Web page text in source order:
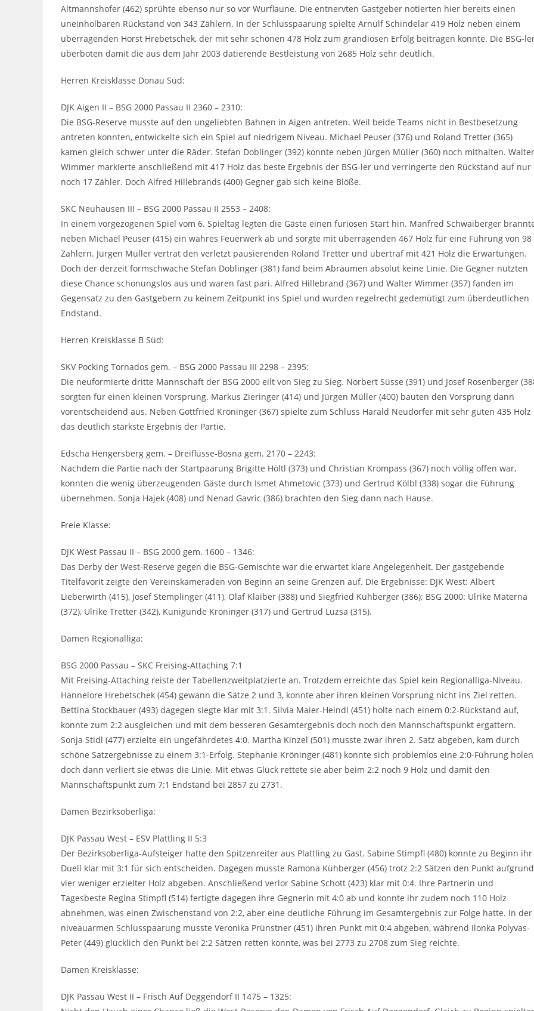
Altmannshofer (462) sprühte ebenso nur so vor Wurflaune. Die entnervten Gastgeber notierten hier bereits einen
uneinholbaren Rückstand von 343 Zählern. In der Schlusspaarung spielte Arnulf Schindelar 419 Holz neben einem
überragenden Horst Hrebetschek, der mit sehr schönen 478 Holz zum grandiosen Erfolg beitragen konnte. Die BSG-
überboten damit die aus dem Jahr 2003 datierende Bestleistung von 2685 Holz sehr deutlich.
Herren Kreisklasse Donau Süd:
DJK Aigen II – BSG 2000 Passau II 2360 – 2310:
Die BSG-Reserve musste auf den ungeliebten Bahnen in Aigen antreten. Weil beide Teams nicht in Bestbesetzung
antreten konnten, entwickelte sich ein Spiel auf niedrigem Niveau. Michael Peuser (376) und Roland Tretter (365)
kamen gleich schwer unter die Räder. Stefan Doblinger (392) konnte neben Jürgen Müller (360) noch mithalten. Walter
Wimmer markierte anschließend mit 417 Holz das beste Ergebnis der BSG-ler und verringerte den Rückstand auf nur
noch 17 Zähler. Doch Alfred Hillebrands (400) Gegner gab sich keine Blöße.
SKC Neuhausen III – BSG 2000 Passau II 2553 – 2408:
In einem vorgezogenen Spiel vom 6. Spieltag legten die Gäste einen furiosen Start hin. Manfred Schwaiberger
neben Michael Peuser (415) ein wahres Feuerwerk ab und sorgte mit überragenden 467 Holz für eine Führung von 98
Zählern. Jürgen Müller vertrat den verletzt pausierenden Roland Tretter und übertraf mit 421 Holz die Erwartungen.
Doch der derzeit formschwache Stefan Doblinger (381) fand beim Abräumen absolut keine Linie. Die Gegner nutzten
diese Chance schonungslos aus und waren fast pari. Alfred Hillebrand (367) und Walter Wimmer (357) fanden im
Gegensatz zu den Gastgebern zu keinem Zeitpunkt ins Spiel und wurden regelrecht gedemütigt zum überdeutlichen
Endstand.
Herren Kreisklasse B Süd:
SKV Pocking Tornados gem. – BSG 2000 Passau III 2298 – 2395:
Die neuformierte dritte Mannschaft der BSG 2000 eilt von Sieg zu Sieg. Norbert Süsse (391) und Josef Rosenberger
sorgten für einen kleinen Vorsprung. Markus Zieringer (414) und Jürgen Müller (400) bauten den Vorsprung dann
vorentscheidend aus. Neben Gottfried Kröninger (367) spielte zum Schluss Harald Neudorfer mit sehr guten 435 Holz
das deutlich stärkste Ergebnis der Partie.
Edscha Hengersberg gem. – Dreiflüsse-Bosna gem. 2170 – 2243:
Nachdem die Partie nach der Startpaarung Brigitte Höltl (373) und Christian Krompass (367) noch völlig offen war,
konnten die wenig überzeugenden Gäste durch Ismet Ahmetovic (373) und Gertrud Kölbl (338) sogar die Führung
übernehmen. Sonja Hajek (408) und Nenad Gavric (386) brachten den Sieg dann nach Hause.
Freie Klasse:
DJK West Passau II – BSG 2000 gem. 1600 – 1346:
Das Derby der West-Reserve gegen die BSG-Gemischte war die erwartet klare Angelegenheit. Der gastgebende
Titelfavorit zeigte den Vereinskameraden von Beginn an seine Grenzen auf. Die Ergebnisse: DJK West: Albert
Lieberwirth (415), Josef Stemplinger (411), Olaf Klaiber (388) und Siegfried Kühberger (386); BSG 2000: Ulrike Materna
(372), Ulrike Tretter (342), Kunigunde Kröninger (317) und Gertrud Luzsa (315).
Damen Regionalliga:
BSG 2000 Passau – SKC Freising-Attaching 7:1
Mit Freising-Attaching reiste der Tabellenzweitplatzierte an. Trotzdem erreichte das Spiel kein Regionalliga-Niveau.
Hannelore Hrebetschek (454) gewann die Sätze 2 und 3, konnte aber ihren kleinen Vorsprung nicht ins Ziel retten.
Bettina Stockbauer (493) dagegen siegte klar mit 3:1. Silvia Maier-Heindl (451) holte nach einem 0:2-Rückstand auf,
konnte zum 2:2 ausgleichen und mit dem besseren Gesamtergebnis doch noch den Mannschaftspunkt ergattern.
Sonja Stidl (477) erzielte ein ungefährdetes 4:0. Martha Kinzel (501) musste zwar ihren 2. Satz abgeben, kam durch
schöne Satzergebnisse zu einem 3:1-Erfolg. Stephanie Kröninger (481) konnte sich problemlos eine 2:0-Führung
doch dann verliert sie etwas die Linie. Mit etwas Glück rettete sie aber beim 2:2 noch 9 Holz und damit den
Mannschaftspunkt zum 7:1 Endstand bei 2857 zu 2731.
Damen Bezirksoberliga:
DJK Passau West – ESV Plattling II 5:3
Der Bezirksoberliga-Aufsteiger hatte den Spitzenreiter aus Plattling zu Gast. Sabine Stimpfl (480) konnte zu Beginn ihr
Duell klar mit 3:1 für sich entscheiden. Dagegen musste Ramona Kühberger (456) trotz 2:2 Sätzen den Punkt aufgrund
vier weniger erzielter Holz abgeben. Anschließend verlor Sabine Schott (423) klar mit 0:4. Ihre Partnerin und
Tagesbeste Regina Stimpfl (514) fertigte dagegen ihre Gegnerin mit 4:0 ab und konnte ihr zudem noch 110 Holz
abnehmen, was einen Zwischenstand von 2:2, aber eine deutliche Führung im Gesamtergebnis zur Folge hatte. In der
niveauarmen Schlusspaarung musste Veronika Prünstner (451) ihren Punkt mit 0:4 abgeben, während Ilonka Polyvas-
Peter (449) glücklich den Punkt bei 2:2 Sätzen retten konnte, was bei 2773 zu 2708 zum Sieg reichte.
Damen Kreisklasse:
DJK Passau West II – Frisch Auf Deggendorf II 1475 – 1325: